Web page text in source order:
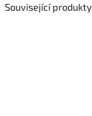
Související produkty